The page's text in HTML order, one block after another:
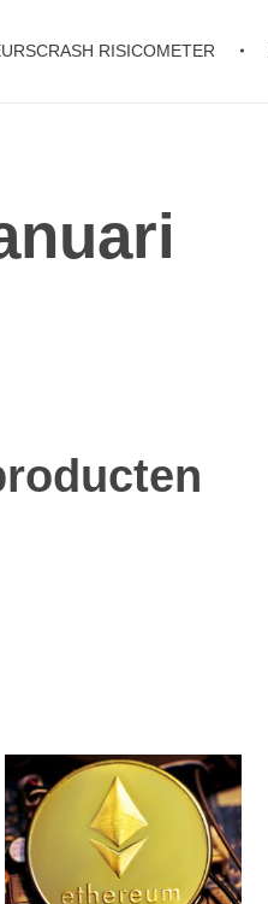
RISICOMETER